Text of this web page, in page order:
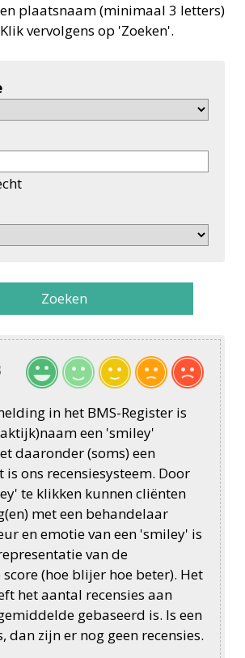
plaatsnaam (minimaal 3 letters)
vervolgens op 'Zoeken'.
Zoeken
in het BMS-Register is
een 'smiley'
daaronder (soms) een
ons recensiesysteem. Door
te klikken kunnen cliënten
met een behandelaar
en emotie van een 'smiley' is
van de
(hoe blijer hoe beter). Het
het aantal recensies aan
gebaseerd is. Is een
dan zijn er nog geen recensies.